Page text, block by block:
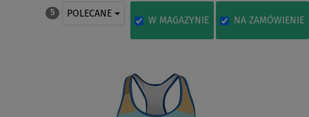
5 POLECANE
W MAGAZYNIE NA ZAMÓWIENIE